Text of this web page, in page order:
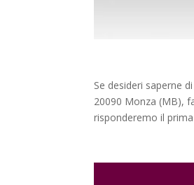
Se desideri saperne
20090 Monza (MB),
risponderemo il